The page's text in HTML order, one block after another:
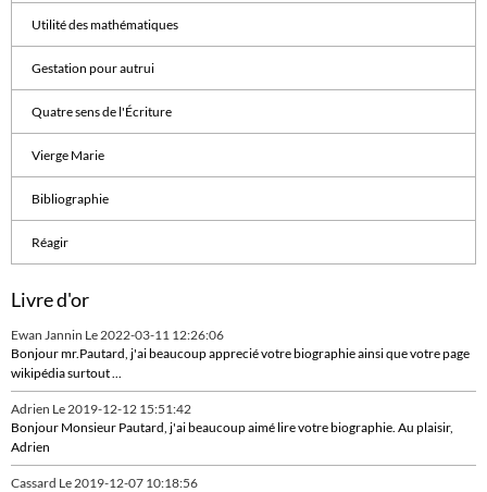
Utilité des mathématiques
Gestation pour autrui
Quatre sens de l'Écriture
Vierge Marie
Bibliographie
Réagir
Livre d'or
Ewan Jannin Le 2022-03-11 12:26:06
Bonjour mr.Pautard, j'ai beaucoup apprecié votre biographie ainsi que votre page
wikipédia surtout ...
Adrien Le 2019-12-12 15:51:42
Bonjour Monsieur Pautard, j'ai beaucoup aimé lire votre biographie. Au plaisir,
Adrien
Cassard Le 2019-12-07 10:18:56